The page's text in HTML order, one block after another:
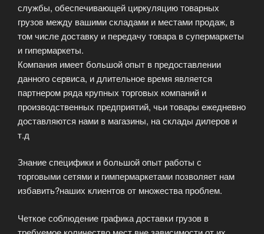
службы, обеспечивающей циркуляцию товарных
грузов между вашими складами и местами продаж, в
том числе доставку и передачу товара в супермаркеты
и гипермаркеты.
Компания имеет большой опыт в предоставлении
данного сервиса, и длительное время является
партнером ряда крупных торговых компаний и
производственных предприятий, чьи товары ежедневно
доставляются нами в магазины, на склады дилеров и
т.д
Знание специфики и большой опыт работы с
торговыми сетями и гимпермаркетами позволяет нам
избавить?наших клиентов от множества проблем.
Четкое соблюдение графика доставки грузов в